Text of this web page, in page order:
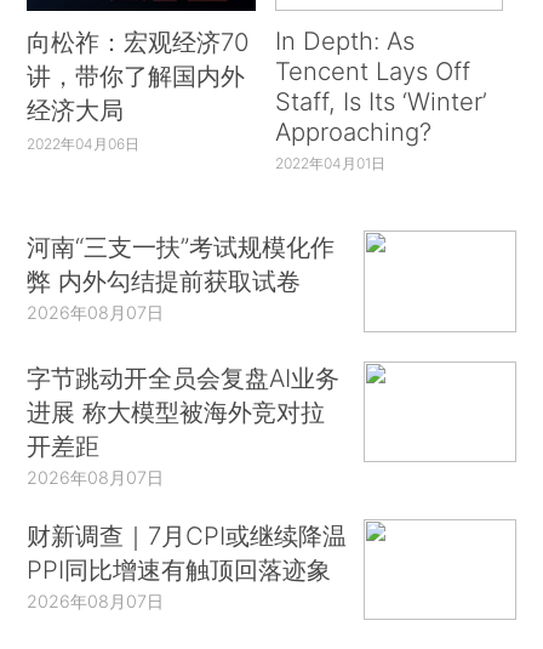
向松祚：宏观经济70
讲，带你了解国内外
经济大局
2022年04月06日
In Depth: As
Tencent Lays Off
Staff, Is Its ‘Winter’
Approaching?
2022年04月01日
河南“三支一扶”考试规模化作
弊 内外勾结提前获取试卷
2026年08月07日
字节跳动开全员会复盘AI业务
进展 称大模型被海外竞对拉
开差距
2026年08月07日
财新调查｜7月CPI或继续降温
PPI同比增速有触顶回落迹象
2026年08月07日